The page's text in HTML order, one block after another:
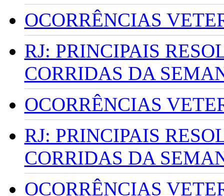
OCORRÊNCIAS
RJ: PRINCIPAIS
CORRIDAS DA
OCORRÊNCIAS
RJ: PRINCIPAIS
CORRIDAS DA
OCORRÊNCIAS